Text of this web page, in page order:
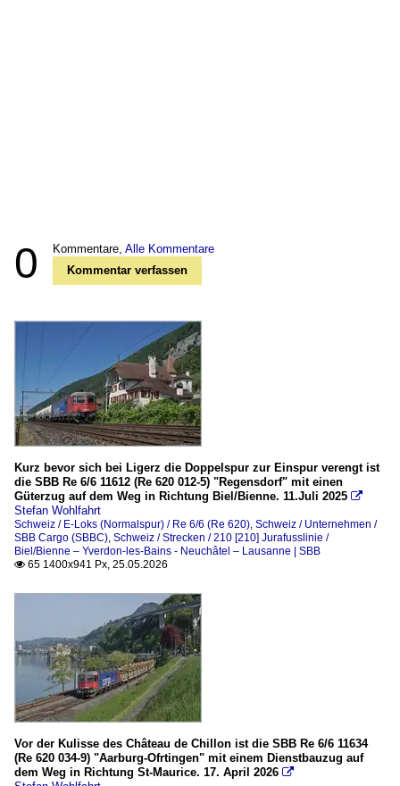
0 Kommentare, Alle Kommentare
Kommentar verfassen
Kurz bevor sich bei Ligerz die Doppelspur zur Einspur verengt ist
die SBB Re 6/6 11612 (Re 620 012-5) "Regensdorf" mit einen
Güterzug auf dem Weg in Richtung Biel/Bienne. 11.Juli 2025 
Stefan Wohlfahrt
Schweiz / E-Loks (Normalspur) / Re 6/6 (Re 620), Schweiz / Unternehmen /
SBB Cargo (SBBC), Schweiz / Strecken / 210 [210] Jurafusslinie /
Biel/Bienne – Yverdon-les-Bains - Neuchâtel – Lausanne | SBB
 65 1400x941 Px, 25.05.2026
Vor der Kulisse des Château de Chillon ist die SBB Re 6/6 11634
(Re 620 034-9) "Aarburg-Ofrtingen" mit einem Dienstbauzug auf
dem Weg in Richtung St-Maurice. 17. April 2026 